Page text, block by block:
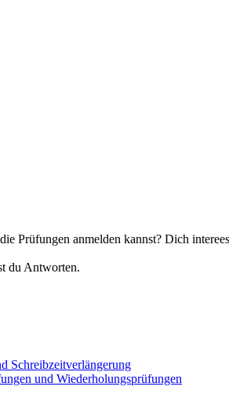
Prüfungen anmelden kannst? Dich
du Antworten.
Schreibzeitverlängerung
und Wiederholungsprüfungen